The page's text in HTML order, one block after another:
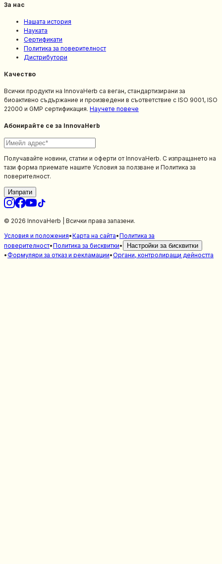
За нас
Нашата история
Науката
Сертификати
Политика за поверителност
Дистрибутори
Качество
Всички продукти на InnovaHerb са веган, стандартизирани за
биоактивно съдържание и произведени в съответствие с ISO 9001, ISO
22000 и GMP сертификация. Научете повече
Абонирайте се за InnovaHerb
Получавайте новини, статии и оферти от InnovaHerb. С изпращането на
тази форма приемате нашите Условия за ползване и Политика за
поверителност.
Изпрати
© 2026 InnovaHerb | Всички права запазени.
Условия и положения•Карта на сайта•Политика за
поверителност•Политика за бисквитки•
Настройки за бисквитки
• Формуляри за отказ и рекламации•Органи, контролиращи дейността